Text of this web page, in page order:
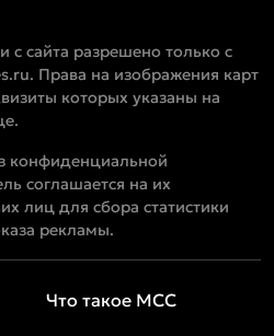
сайта разрешено только с
Права на изображения карт
которых указаны на
конфиденциальной
соглашается на их
лиц для сбора статистики
рекламы.
Что такое MCC